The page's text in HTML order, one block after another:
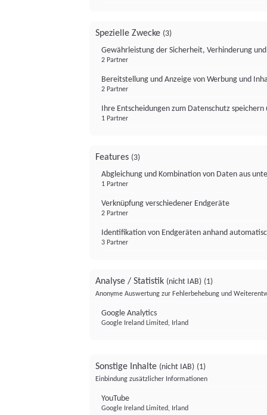
Spezielle Zwecke (3)
Gewährleistung der Sicherheit, Verhinderung
2 Partner
Bereitstellung und Anzeige von Werbung und
2 Partner
Ihre Entscheidungen zum Datenschutz
1 Partner
Features (3)
Abgleichung und Kombination von Daten aus
1 Partner
Verknüpfung verschiedener Endgeräte
2 Partner
Identifikation von Endgeräten anhand
3 Partner
Analyse / Statistik (nicht IAB) (1)
Anonyme Auswertung zur Fehlerbehebung und
Google Analytics
Google Ireland Limited, Irland
Sonstige Inhalte (nicht IAB) (1)
Einbindung zusätzlicher Informationen
YouTube
Google Ireland Limited, Irland